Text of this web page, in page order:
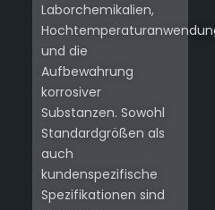
Laborchemikalien,
und die
Aufbewahrung
korrosiver
Substanzen. Sowohl
Standardgrößen als
auch
kundenspezifische
Spezifikationen sind